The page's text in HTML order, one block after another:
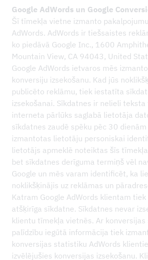
Google AdWords un Google
Šī tīmekļa vietne izmanto
AdWords. AdWords ir tiešsaistes
ko piedāvā Google Inc., 1600
Mountain View, CA 94043, United
Google AdWords ietvaros mēs
konversiju izsekošanu. Kad jūs
publicēto reklāmu, tiek iestatīta
izsekošanai. Sīkdatnes ir nelieli teksta
interneta pārlūks saglabā lietotāja
sīkdatnes zaudē spēku pēc 30
izmantotas lietotāju personiskai
lietotājs apmeklē noteiktas šīs
bet sīkdatnes derīguma termiņš vēl
Google un mēs varam identificēt, ka
noklikšķinājis uz reklāmas un
Katram Google AdWords klientam
atšķirīga sīkdatne. Sīkdatnes nevar
klientu tīmekļa vietnēs. Ar konversijas
palīdzību iegūtā informācija tiek
konversijas statistiku AdWords
izvēlējušies konversijas izsekošanu.